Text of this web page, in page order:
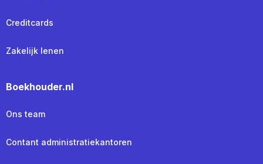
Creditcards
Zakelijk lenen
Boekhouder.nl
Ons team
Contant administratiekantoren